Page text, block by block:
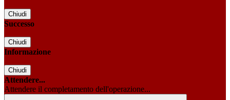
Chiudi
Successo
Chiudi
Informazione
Chiudi
Attendere...
Attendere il completamento dell'operazione...